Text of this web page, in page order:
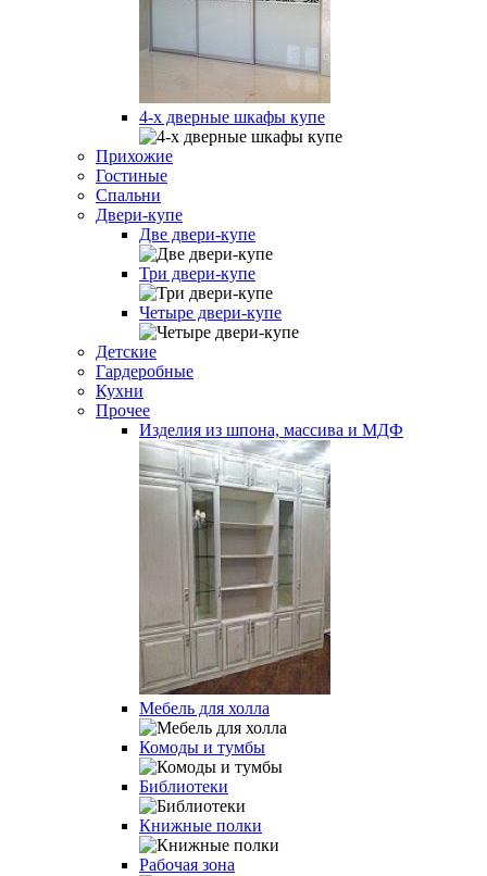
4-х дверные шкафы купе
Прихожие
Гостиные
Спальни
Двери-купе
Две двери-купе
Три двери-купе
Четыре двери-купе
Детские
Гардеробные
Кухни
Прочее
Изделия из шпона, массива и МДФ
Мебель для холла
Комоды и тумбы
Библиотеки
Книжные полки
Рабочая зона